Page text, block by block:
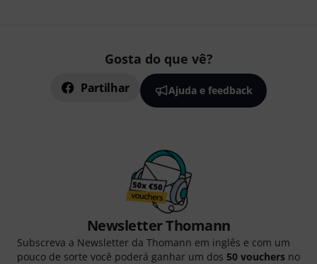
Gosta do que vê?
Partilhar Ajuda e feedback
Newsletter Thomann
Subscreva a Newsletter da Thomann em inglês e com um
pouco de sorte você poderá ganhar um dos 50 vouchers no